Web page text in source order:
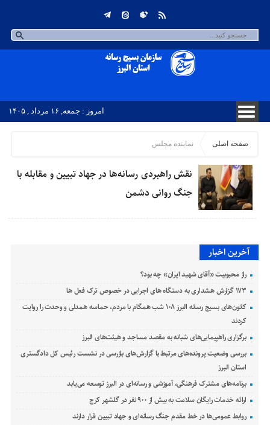
امروز : جمعه, ۱۶ مرداد , ۱۴۰۵
صفحه اصلی نماینده مجلس
نقش راهبردی رسانه‌ها در جهاد تبیین و مقابله با
جنگ روانی دشمن
آخرین اخبار
راز محبوبیت «آقای شهید ایران» چه بود؟
۱۷۳ گزارش هشداری به دستگاه های اجرایی در خصوص ترک فعل ها
کانون‌های بسیج رسانه البرز ۱۰۸ شب همگام با مردم، حماسه همدلی و وحدت را روایت
کردند
برگزاری راهپیمایی‌های شبانه به مقصد مساجد و هیئت‌های البرز
بررسی وضعیت پرونده‌های مرتبط با گزارش‌های بازرسی در نشست رئیس کل دادگستری
استان البرز
برنامه‌های مشترک فرهنگی، آموزشی و رسانه‌ای در البرز توسعه می‌یابد
ارائه خدمات رایگان سلامت به بیش از ۹۰۰ نفر در گلشهر کرج
روابط عمومی‌ها در خط مقدم جنگ رسانه‌ای و جهاد تبیین قرار دارند